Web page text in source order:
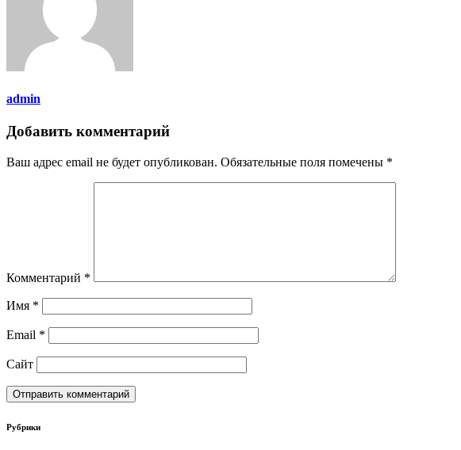
admin
Добавить комментарий
Ваш адрес email не будет опубликован. Обязательные поля помечены *
Комментарий *
Имя *
Email *
Сайт
Рубрики